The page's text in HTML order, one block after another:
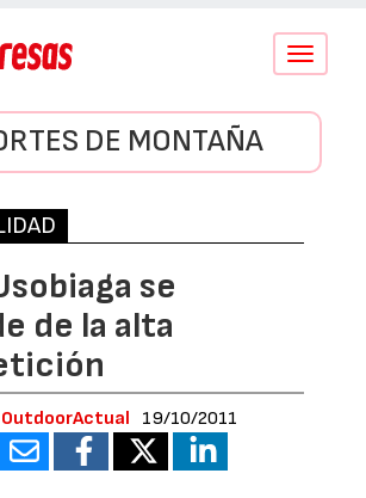
Conmutar
DE MONTAÑA
se
de la alta
19/10/2011